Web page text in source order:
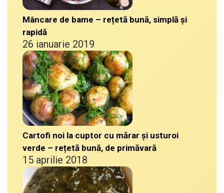
Mâncare de bame – rețetă bună, simplă și
rapidă
26 ianuarie 2019
Cartofi noi la cuptor cu mărar și usturoi
verde – rețetă bună, de primăvară
15 aprilie 2018